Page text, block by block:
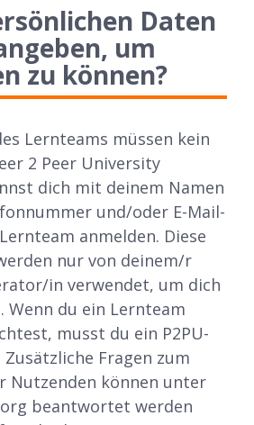
Daten
um
zu können?
Lernteams müssen kein
2 Peer University
dich mit deinem Namen
und/oder E-Mail-
anmelden. Diese
nur von deinem/r
in verwendet, um dich
Wenn du ein Lernteam
musst du ein P2PU-
Fragen zum
Nutzenden können unter
beantwortet werden